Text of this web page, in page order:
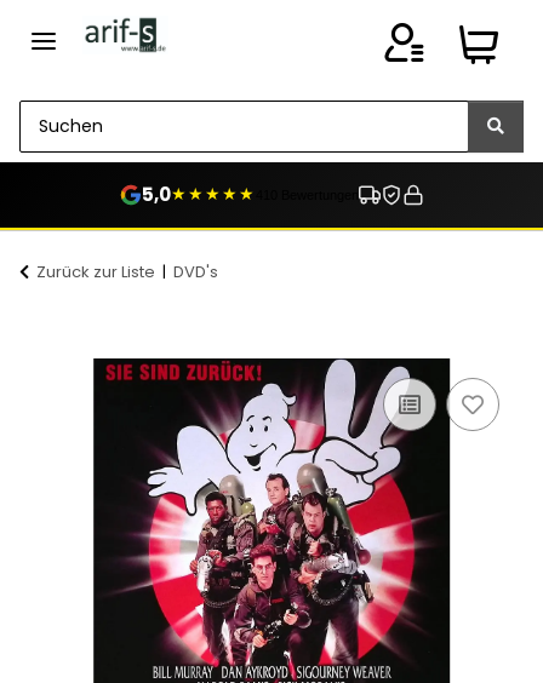
5,0★★★★★
Zurück zur Liste DVD's